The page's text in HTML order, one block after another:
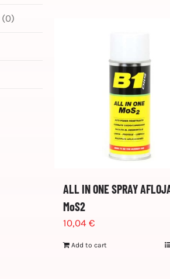
(0)
ALL IN ONE SPRAY
MoS2
10,04 €
Add to cart